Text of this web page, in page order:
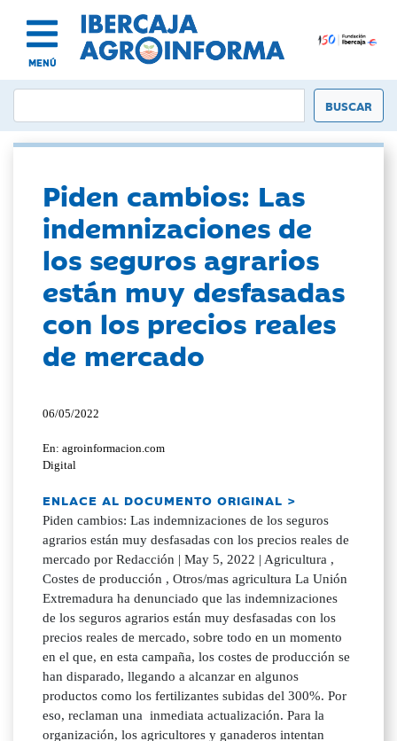
MENÚ
Piden cambios: Las
indemnizaciones de
los seguros agrarios
están muy desfasadas
con los precios reales
de mercado
06/05/2022
En: agroinformacion.com
Digital
ENLACE AL DOCUMENTO ORIGINAL >
Piden cambios: Las indemnizaciones de los seguros
agrarios están muy desfasadas con los precios reales de
mercado por Redacción | May 5, 2022 | Agricultura ,
Costes de producción , Otros/mas agricultura La Unión
Extremadura ha denunciado que las indemnizaciones
de los seguros agrarios están muy desfasadas con los
precios reales de mercado, sobre todo en un momento
en el que, en esta campaña, los costes de producción se
han disparado, llegando a alcanzar en algunos
productos como los fertilizantes subidas del 300%. Por
eso, reclaman una inmediata actualización. Para la
organización, los agricultores y ganaderos intentan